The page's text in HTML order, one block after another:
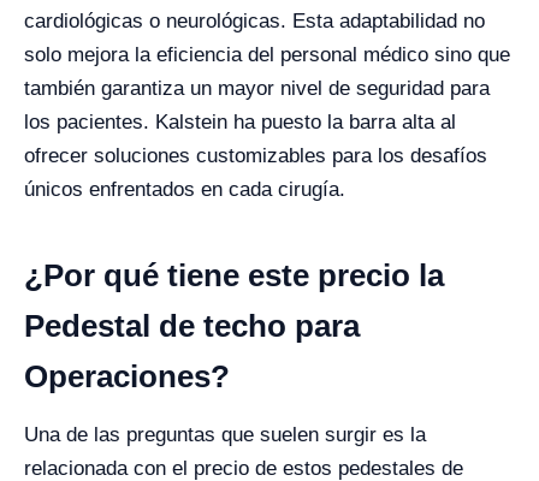
cardiológicas o neurológicas. Esta adaptabilidad no
solo mejora la eficiencia del personal médico sino que
también garantiza un mayor nivel de seguridad para
los pacientes. Kalstein ha puesto la barra alta al
ofrecer soluciones customizables para los desafíos
únicos enfrentados en cada cirugía.
¿Por qué tiene este precio la
Pedestal de techo para
Operaciones?
Una de las preguntas que suelen surgir es la
relacionada con el precio de estos pedestales de